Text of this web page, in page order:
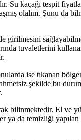
Su kaçağı tespit
olalım. Şunu da
girilmesini
tuvaletlerini
ise tıkanan
şekilde bu
bilinmektedir. El ve
da temizliği